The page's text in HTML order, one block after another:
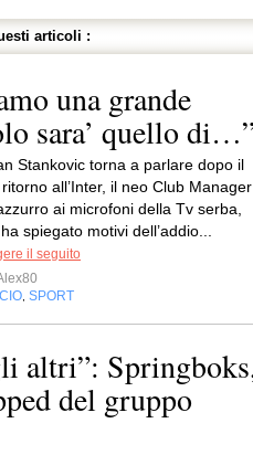
articoli :
una grande
sara’ quello
Stankovic torna a parlare dopo il
all’Inter, il neo Club Manager
ai microfoni della Tv serba,
spiegato motivi dell’addio...
il seguito
SPORT
altri”:
del gruppo